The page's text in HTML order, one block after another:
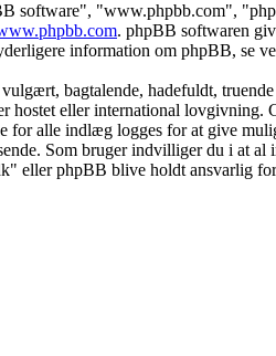
software", "www.phpbb.com",
. phpBB softwaren
information om phpBB, se
bagtalende, hadefuldt,
eller international lovgivning.
for alle indlæg logges for at give
Som bruger indvilliger du i at
phpBB blive holdt ansvarlig